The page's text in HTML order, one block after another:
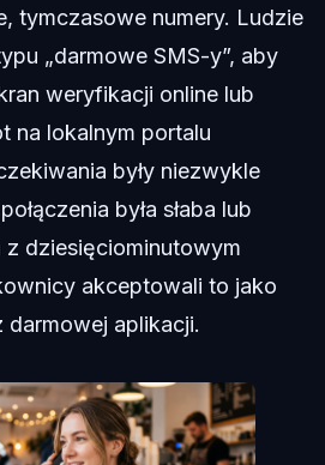
tymczasowe numery. Ludzie
„darmowe SMS-y”, aby
weryfikacji online lub
na lokalnym portalu
były niezwykle
była słaba lub
z dziesięciominutowym
akceptowali to jako
aplikacji.